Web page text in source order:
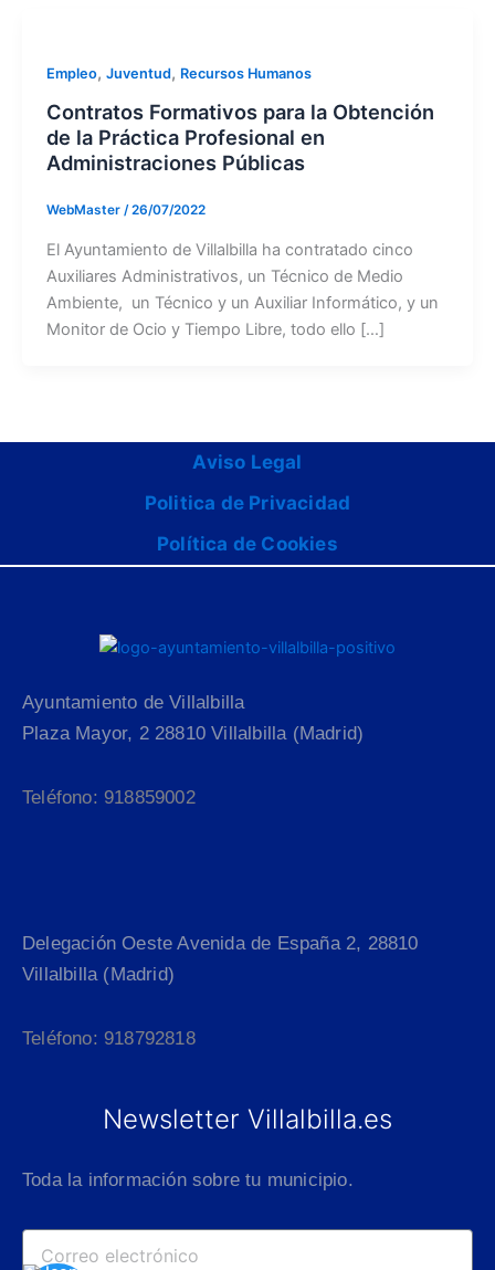
Empleo, Juventud, Recursos Humanos
Contratos Formativos para la Obtención
de la Práctica Profesional en
Administraciones Públicas
WebMaster /26/07/2022
El Ayuntamiento de Villalbilla ha contratado cinco
Auxiliares Administrativos, un Técnico de Medio
Ambiente, un Técnico y un Auxiliar Informático, y un
Monitor de Ocio y Tiempo Libre, todo ello […]
Aviso Legal
Politica de Privacidad
Política de Cookies
Ayuntamiento de Villalbilla
Plaza Mayor, 2 28810 Villalbilla (Madrid)
Teléfono: 918859002
Delegación Oeste Avenida de España 2, 28810
Villalbilla (Madrid)
Teléfono: 918792818
Newsletter Villalbilla.es
Toda la información sobre tu municipio.